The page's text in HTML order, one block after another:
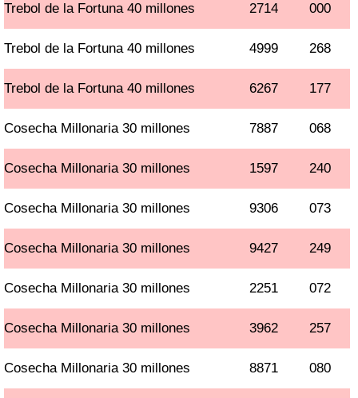
Trebol de la Fortuna 40 millones 2714 000
Trebol de la Fortuna 40 millones 4999 268
Trebol de la Fortuna 40 millones 6267 177
Cosecha Millonaria 30 millones 7887 068
Cosecha Millonaria 30 millones 1597 240
Cosecha Millonaria 30 millones 9306 073
Cosecha Millonaria 30 millones 9427 249
Cosecha Millonaria 30 millones 2251 072
Cosecha Millonaria 30 millones 3962 257
Cosecha Millonaria 30 millones 8871 080